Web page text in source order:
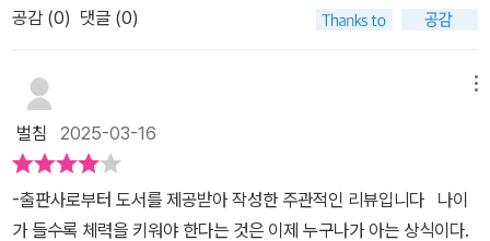
미친다.운동은 인지 기능을 향상시켜 집중력과 기억력을 강화한다.근
하나다.스트레스 해소, 높은 시간 효율성, 목표 설정 및 성취감,커뮤니
티 및 네트워킹 때문에,경쟁과 빠른 성장의 압박이 상존하는 스타트
업의많은 창업자들이 달리기를 선택한다.2장 직장인에게 체력은 곧
실력 에서는검도 대련은 나이와 상관없이 서로를 존중하며 배우는 자
세를 가진다.고단자 사범들의 세세한 조언을 귀담아듣고,서로 진지한
와 계획을 다양하게 세우게 된다.​처음에는 계획대로 잘 실천 하는 것
처럼하다가 어느새 여러가지 상황과 이유,핑계를 대면서 점점 운동을
미루게 된다.​하지만 운동보다 더 중요한 것이 바로 자신의 몸에 대해
한 체력을 유지하기 위해 노력하는 것이다.'다정함도 체력에서 나옵니
다' 는직장인에게 체력은 곧 실력,어떤 운동도 늦지 않았다,너무 바빠
서 운동할 시간이 없다는 분들에게, 에너지 뿜뿜 모두 가봅시다로 4
공감 (0) 댓글 (0)
벌침 2025-03-16
-출판사로부터 도서를 제공받아 작성한 주관적인 리뷰입니다 나이
가 들수록 체력을 키워야 한다는 것은 이제 누구나가 아는 상식이다.